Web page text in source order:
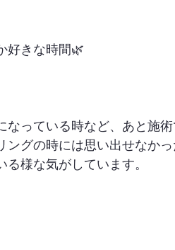
好きな時間🌿
なっている時など、あと施
ングの時には思い出せなかっ
様な気がしています。